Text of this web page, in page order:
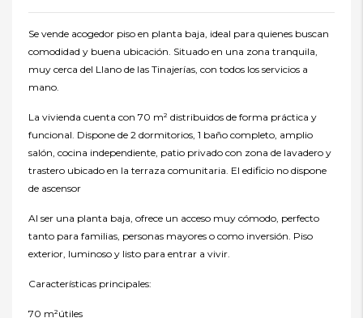
Se vende acogedor piso en planta baja, ideal para quienes buscan
comodidad y buena ubicación. Situado en una zona tranquila,
muy cerca del Llano de las Tinajerías, con todos los servicios a
mano.
La vivienda cuenta con 70 m² distribuidos de forma práctica y
funcional. Dispone de 2 dormitorios, 1 baño completo, amplio
salón, cocina independiente, patio privado con zona de lavadero y
trastero ubicado en la terraza comunitaria. El edificio no dispone
de ascensor
Al ser una planta baja, ofrece un acceso muy cómodo, perfecto
tanto para familias, personas mayores o como inversión. Piso
exterior, luminoso y listo para entrar a vivir.
Características principales:
70 m²útiles